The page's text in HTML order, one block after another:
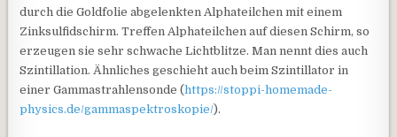
durch die Goldfolie abgelenkten Alphateilchen mit einem
Zinksulfidschirm. Treffen Alphateilchen auf diesen Schirm, so
erzeugen sie sehr schwache Lichtblitze. Man nennt dies auch
Szintillation. Ähnliches geschieht auch beim Szintillator in
einer Gammastrahlensonde (https://stoppi-homemade-
physics.de/gammaspektroskopie/).